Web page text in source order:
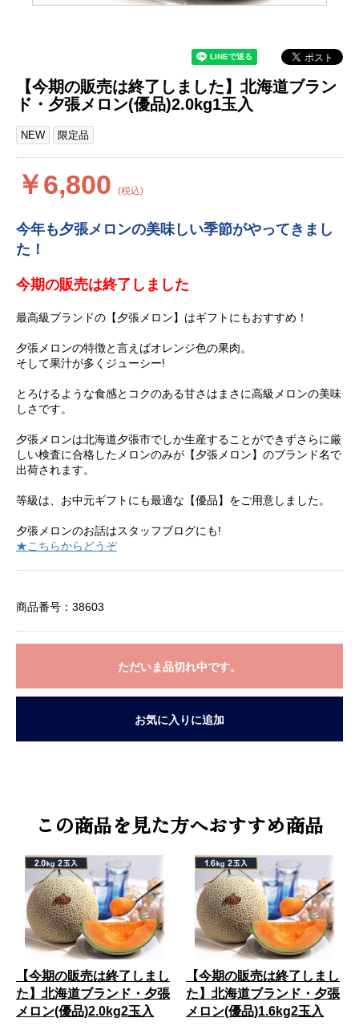
【今期の販売は終了しました】北海道ブラン
ド・夕張メロン(優品)2.0kg1玉入
NEW 限定品
￥6,800 (税込)
今年も夕張メロンの美味しい季節がやってきまし
た！
今期の販売は終了しました
最高級ブランドの【夕張メロン】はギフトにもおすすめ！
夕張メロンの特徴と言えばオレンジ色の果肉。
そして果汁が多くジューシー!
とろけるような食感とコクのある甘さはまさに高級メロンの美味
しさです。
夕張メロンは北海道夕張市でしか生産することができずさらに厳
しい検査に合格したメロンのみが【夕張メロン】のブランド名で
出荷されます。
等級は、お中元ギフトにも最適な【優品】をご用意しました。
夕張メロンのお話はスタッフブログにも!
★こちらからどうぞ
商品番号：38603
ただいま品切れ中です。
お気に入りに追加
この商品を見た方へおすすめ商品
【今期の販売は終了しまし
た】北海道ブランド・夕張
メロン(優品)2.0kg2玉入
【今期の販売は終了しまし
た】北海道ブランド・夕張
メロン(優品)1.6kg2玉入